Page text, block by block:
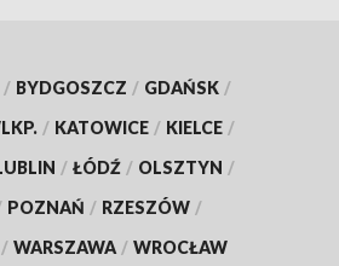
/ BYDGOSZCZ / GDAŃSK /
/ KATOWICE / KIELCE /
/ ŁÓDŹ / OLSZTYN /
POZNAŃ / RZESZÓW /
/ WARSZAWA / WROCŁAW